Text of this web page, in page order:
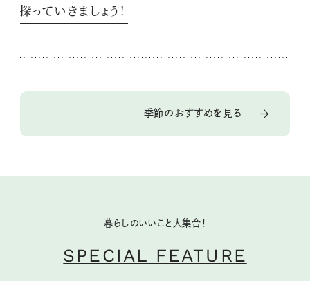
探っていきましょう！
季節のおすすめを見る
暮らしのいいこと大集合！
SPECIAL FEATURE